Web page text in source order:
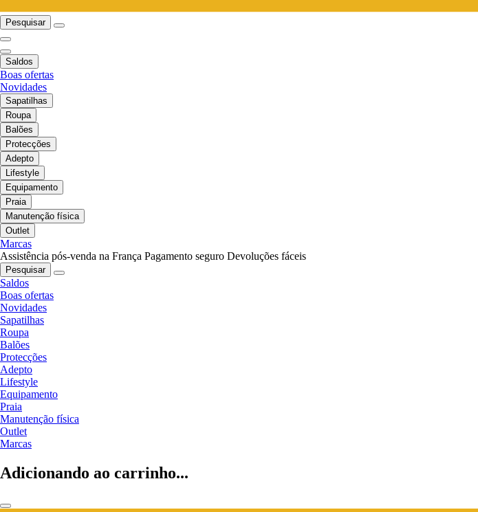
Pesquisar
Saldos
Boas ofertas
Novidades
Sapatilhas
Roupa
Balões
Protecções
Adepto
Lifestyle
Equipamento
Praia
Manutenção física
Outlet
Marcas
Assistência pós-venda na França Pagamento seguro Devoluções fáceis
Pesquisar
Saldos
Boas ofertas
Novidades
Sapatilhas
Roupa
Balões
Protecções
Adepto
Lifestyle
Equipamento
Praia
Manutenção física
Outlet
Marcas
Adicionando ao carrinho...